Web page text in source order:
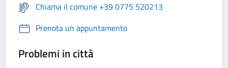
Chiama il comune +39 0775 520213
Prenota un appuntamento
Problemi in città